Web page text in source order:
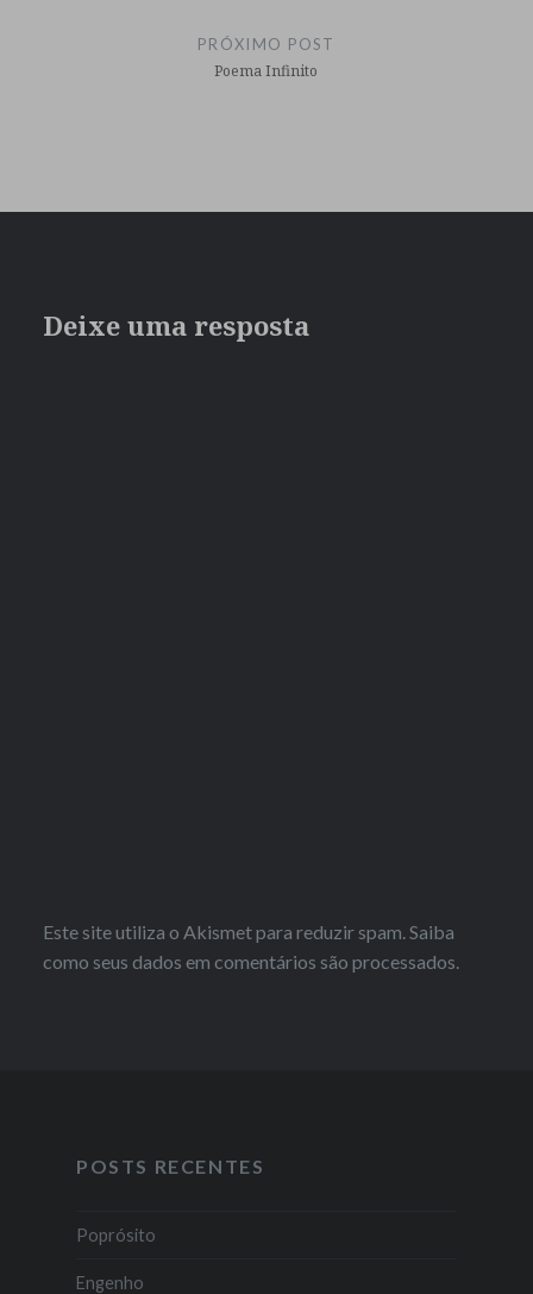
PRÓXIMO POST
Poema Infinito
Deixe uma resposta
Este site utiliza o Akismet para reduzir spam.Saiba
como seus dados em comentários são processados.
POSTS RECENTES
Poprósito
Engenho